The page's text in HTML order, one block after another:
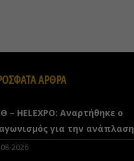
ΑΡΘΡΑ
– HELEXPO: Αναρτήθηκε ο
για την ανάπλαση
2026